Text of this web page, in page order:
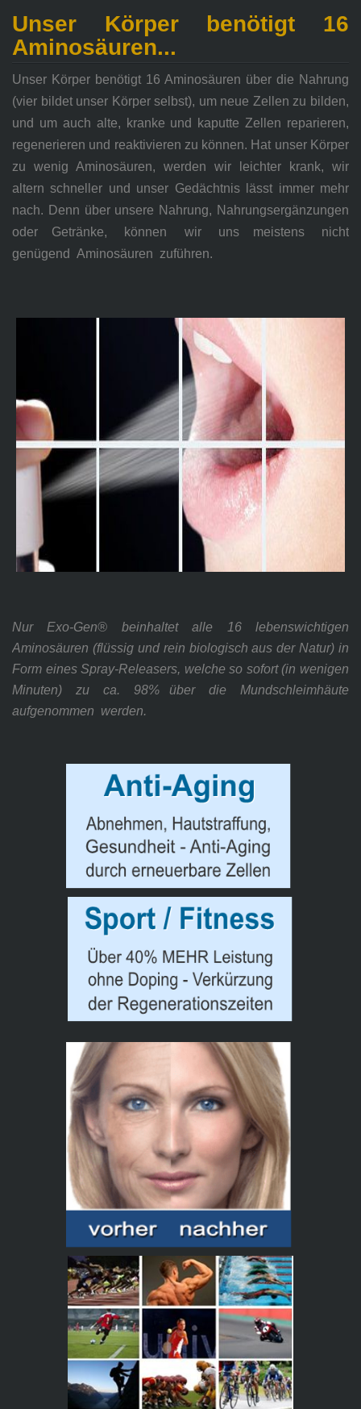
Unser Körper benötigt 16
Aminosäuren...
Unser Körper benötigt 16 Aminosäuren über die Nahrung
(vier bildet unser Körper selbst), um neue Zellen zu bilden,
und um auch alte, kranke und kaputte Zellen reparieren,
regenerieren und reaktivieren zu können. Hat unser Körper
zu wenig Aminosäuren, werden wir leichter krank, wir
altern schneller und unser Gedächtnis lässt immer mehr
nach. Denn über unsere Nahrung, Nahrungsergänzungen
oder Getränke,
können wir uns meistens
nicht
genügend Aminosäuren zuführen.
Nur Exo-Gen® beinhaltet alle 16 lebenswichtigen
Aminosäuren (flüssig und rein biologisch aus der Natur) in
Form eines Spray-Releasers, welche so sofort (in wenigen
Minuten)
zu ca. 98% über die
Mundschleimhäute
aufgenommen werden.